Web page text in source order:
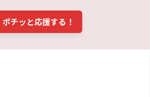
ポチッと応援する！